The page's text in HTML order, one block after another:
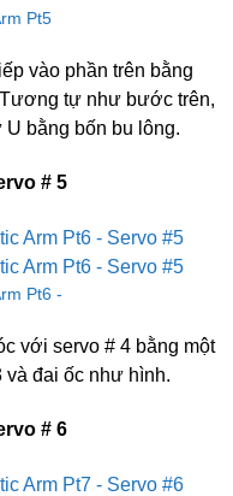
vào phần trên bằng
tự như bước trên,
bằng bốn bu lông.
# 5
với servo # 4 bằng một
và đai ốc như hình.
# 6